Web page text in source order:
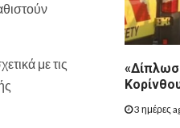
με τις
3 ημέρες